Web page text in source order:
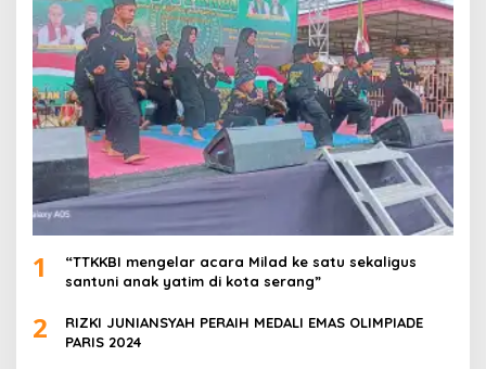
1
“TTKKBI mengelar acara Milad ke satu sekaligus
santuni anak yatim di kota serang”
2
RIZKI JUNIANSYAH PERAIH MEDALI EMAS OLIMPIADE
PARIS 2024